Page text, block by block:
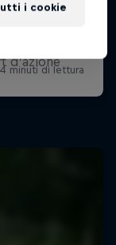
d’azione
i cookie